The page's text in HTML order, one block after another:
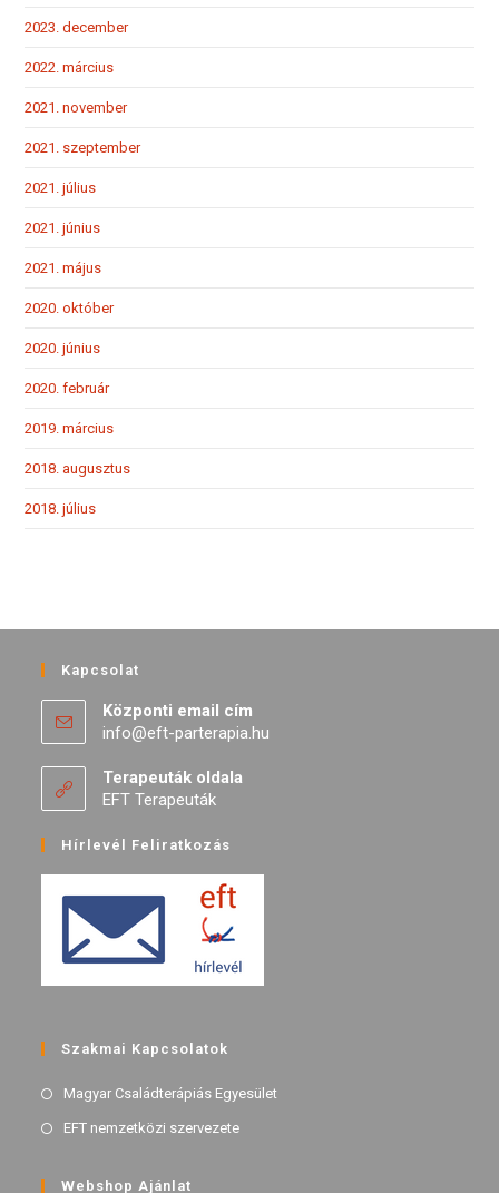
2023. december
2022. március
2021. november
2021. szeptember
2021. július
2021. június
2021. május
2020. október
2020. június
2020. február
2019. március
2018. augusztus
2018. július
Kapcsolat
Központi email cím
info@eft-parterapia.hu
Terapeuták oldala
EFT Terapeuták
Hírlevél Feliratkozás
Szakmai Kapcsolatok
Magyar Családterápiás Egyesület
EFT nemzetközi szervezete
Webshop Ajánlat